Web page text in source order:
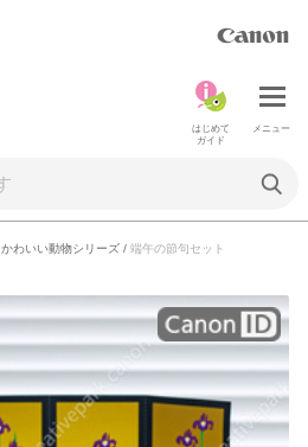
メニュー
はじめて
ガイド
かわいい動物シリーズ / 端午の節句セット